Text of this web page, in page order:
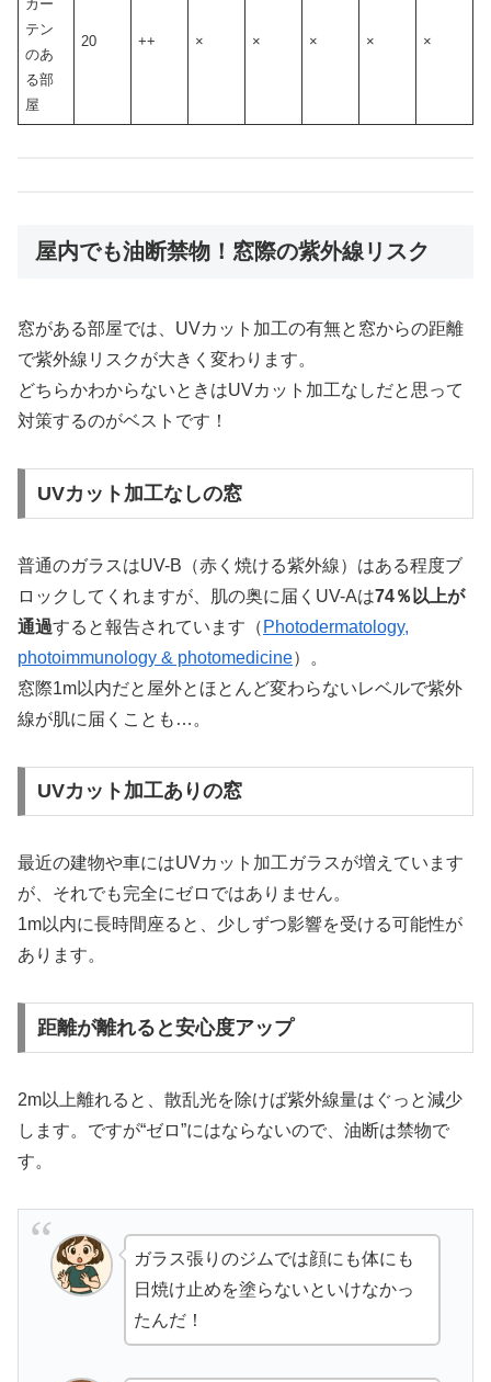
カー
テン
のあ
る部
屋
20 ++ × × × × ×
屋内でも油断禁物！窓際の紫外線リスク
窓がある部屋では、UVカット加工の有無と窓からの距離
で紫外線リスクが大きく変わります。
どちらかわからないときはUVカット加工なしだと思って
対策するのがベストです！
UVカット加工なしの窓
普通のガラスはUV-B（赤く焼ける紫外線）はある程度ブ
ロックしてくれますが、肌の奥に届くUV-Aは74％以上が
通過すると報告されています（ Photodermatology,
photoimmunology & photomedicine）。
窓際1m以内だと屋外とほとんど変わらないレベルで紫外
線が肌に届くことも…。
UVカット加工ありの窓
最近の建物や車にはUVカット加工ガラスが増えています
が、それでも完全にゼロではありません。
1m以内に長時間座ると、少しずつ影響を受ける可能性が
あります。
距離が離れると安心度アップ
2m以上離れると、散乱光を除けば紫外線量はぐっと減少
します。ですが“ゼロ”にはならないので、油断は禁物で
す。
ガラス張りのジムでは顔にも体にも
日焼け止めを塗らないといけなかっ
たんだ！